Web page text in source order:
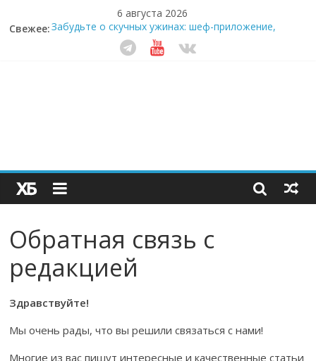
6 августа 2026
Свежее:Забудьте о скучных ужинах: шеф-приложение,
которое видит вашу еду насквозь
Небо зовёт: как бизнес на полётах дронов и
Секрет супергидратации: почему кокосовая вода с
пребиотиками становится главным трендом
здорового питания
Обратная связь с
редакцией
Здравствуйте!
Мы очень рады, что вы решили связаться с нами!
Многие из вас пишут интересные и качественные статьи